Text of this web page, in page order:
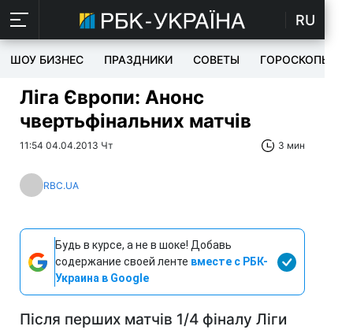
RU
ШОУ БИЗНЕС ПРАЗДНИКИ СОВЕТЫ ГОРОСКОПЫ
Ліга Європи: Анонс
чвертьфінальних матчів
11:54 04.04.2013 Чт 3 мин
RBC.UA
Будь в курсе, а не в шоке! Добавь
содержание своей ленте вместе с РБК-
Украина в Google
Після перших матчів 1/4 фіналу Ліги